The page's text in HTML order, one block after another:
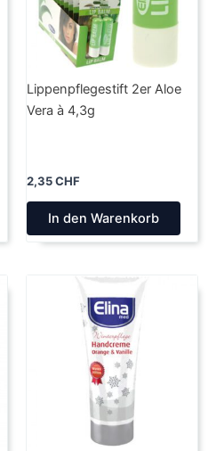
Lippenpflegestift 2er Aloe
Vera à 4,3g
2,35CHF
In den Warenkorb